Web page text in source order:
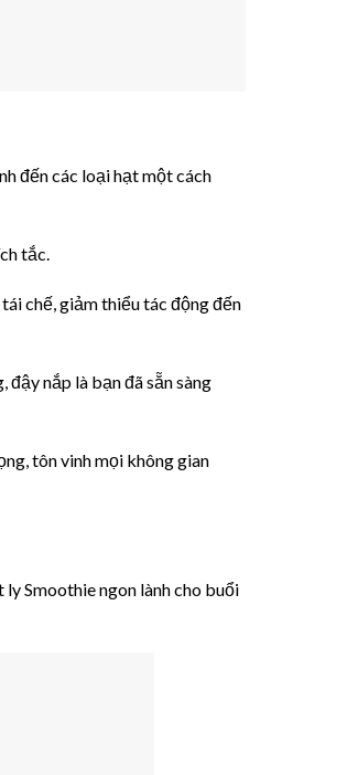
đến các loại hạt một cách
tắc.
chế, giảm thiểu tác động đến
nắp là bạn đã sẵn sàng
tôn vinh mọi không gian
Smoothie ngon lành cho buổi